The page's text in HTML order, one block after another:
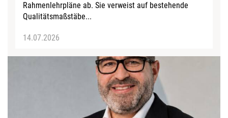
Rahmenlehrpläne ab. Sie verweist auf bestehende
Qualitätsmaßstäbe...
14.07.2026